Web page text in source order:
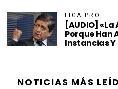
LIGA PRO
[AUDIO] «La
Porque Han
Instancias Y
NOTICIAS MÁS